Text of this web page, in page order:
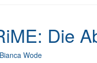
Die
Bianca Wode